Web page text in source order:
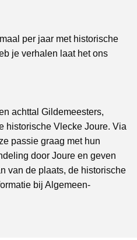
per jaar met historische
je verhalen laat het ons
achttal Gildemeesters,
historische Vlecke Joure. Via
passie graag met hun
door Joure en geven
van de plaats, de historische
bij Algemeen-